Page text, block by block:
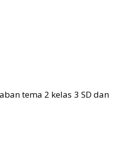
tema 2 kelas 3 SD dan